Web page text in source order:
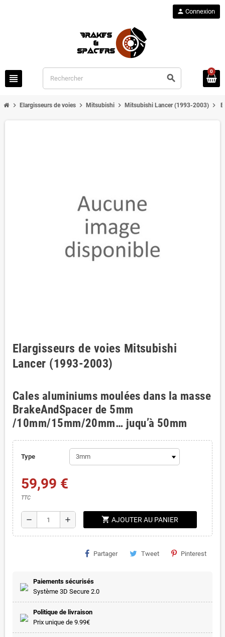
view_headline search
person Connexion
0
chevron_right Elargisseurs de voies chevron_right Mitsubishi chevron_right Mitsubishi Lancer (1993-2003) chevron_right
Elargisseurs de voies Mitsubishi
Lancer (1993-2003)
Cales aluminiums moulées dans la masse
BrakeAndSpacer de 5mm
/10mm/15mm/20mm… juqu’à 50mm
Type
59,99 €
TTC
remove add shopping_cart AJOUTER AU PANIER
Partager Tweet Pinterest
Paiements sécurisés
Système 3D Secure 2.0
Politique de livraison
Prix unique de 9.99€